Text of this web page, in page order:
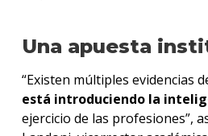
Una apuesta
“Existen múltiples evidencias
está introduciendo la
ejercicio de las profesiones”,